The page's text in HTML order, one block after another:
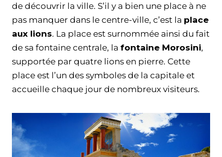
de découvrir la ville. S’il y a bien une place à ne
pas manquer dans le centre-ville, c’est la place
aux lions. La place est surnommée ainsi du fait
de sa fontaine centrale, la fontaine Morosini,
supportée par quatre lions en pierre. Cette
place est l’un des symboles de la capitale et
accueille chaque jour de nombreux visiteurs.